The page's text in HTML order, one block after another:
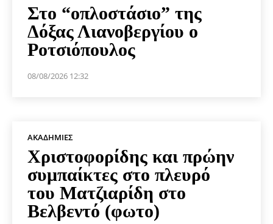
Στο “οπλοστάσιο” της
Δόξας Λιανοβεργίου ο
Ροτσιόπουλος
08/08/2026 12:32
ΑΚΑΔΗΜΊΕΣ
Χριστοφορίδης και πρώην
συμπαίκτες στο πλευρό
του Ματζιαρίδη στο
Βελβεντό (φωτο)